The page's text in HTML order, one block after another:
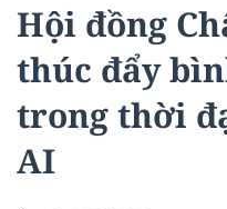
Hội đồng
thúc đẩy
trong thời
AI